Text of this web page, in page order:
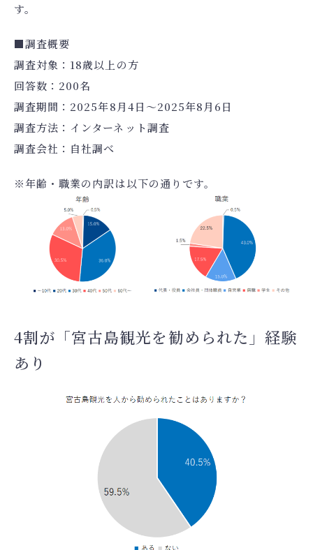
す。
■調査概要
調査対象：18歳以上の方
回答数：200名
調査期間：2025年8月4日～2025年8月6日
調査方法：インターネット調査
調査会社：自社調べ
※年齢・職業の内訳は以下の通りです。
4割が「宮古島観光を勧められた」経験
あり